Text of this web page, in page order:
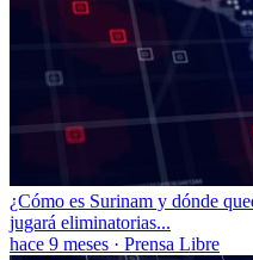
¿Cómo es Surinam y dónde
jugará eliminatorias...
hace 9 meses · Prensa Libre